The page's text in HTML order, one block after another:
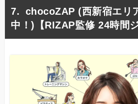
chocoZAP (西新宿エリ
中！)【RIZAP監修 24時間ジ